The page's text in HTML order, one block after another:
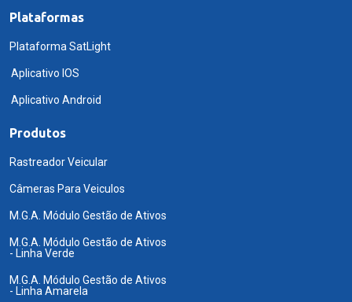
Plataformas
Plataforma SatLight
Aplicativo IOS
Aplicativo Android
Produtos
Rastreador Veicular
Câmeras Para Veiculos
M.G.A. Módulo Gestão de Ativos
M.G.A. Módulo Gestão de Ativos
- Linha Verde
M.G.A. Módulo Gestão de Ativos
- Linha Amarela